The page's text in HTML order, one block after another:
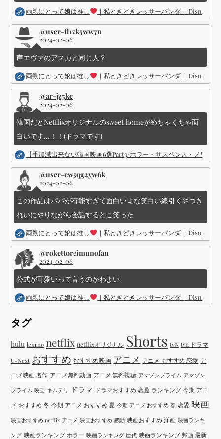
両親にとって娘は推し ｜私ときどきレッサーパンダ ｜Disney (
@user-fl1zk5ww7n
2024-02-06
声エヴァのアスカと同じ人？
両親にとって娘は推し ｜私ときどきレッサーパンダ ｜Disney (
@ar-jz5kc
2024-02-06
韓国だとNetflixオリジナルのsweet homeがめちゃくちゃ面
白いです...！！(ドラマです)
【手加減出来ない韓国映画6選Part3/ホラー・サスペンス・ノワー
@user-ew5qg2yw6k
2024-02-06
この作品はパパが有能すぎて面白いよな笑白い線引くやつき
れいにやりながら会話するとこ笑った
両親にとって娘は推し ｜私ときどきレッサーパンダ ｜Disney (
@rokettoreimunofan
2024-02-06
公式が可愛いって言うのかわよい
両親にとって娘は推し ｜私ときどきレッサーパンダ ｜Disney (
タグ
hulu lemino netflix netflixオリジナル Shorts tvN tvn ドラマ
U-Next おすすめ おすすめ映画 アニメ アニメ おすすめ 恋愛 ア
ニメ映画 名作 アニメ無料動画 アニメ 無料視聴 アマゾンプライム アマゾン
プライム 映画 キムテリ ドラマ ドラマおすすめ 恋愛 ランキング 今期 アニ
メ おすすめ 冬 今期 アニメ おすすめ 夏 今期 アニメ おすすめ 春 恋愛 映画
映画おすすめ netflix アニメ 映画おすすめ 感動 映画おすすめ 洋画 映画ランキ
ング 映画ランキング ホラー 映画ランキング 歴代 映画ランキング 邦画 最新